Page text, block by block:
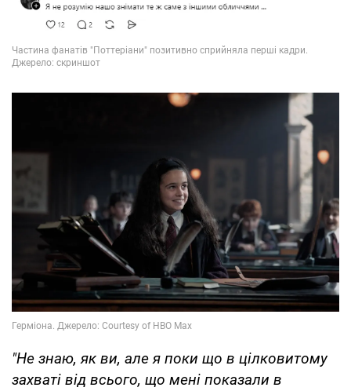
"Не знаю, як ви, але я поки що в цілковитому
захваті від всього, що мені показали в